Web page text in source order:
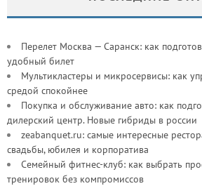
Перелет Москва — Саранск: как
удобный билет
Мультикластеры и микросервисы: как
средой спокойнее
Покупка и обслуживание авто: как
дилерский центр. Новые гибриды в россии
zeabanquet.ru: самые интересные
свадьбы, юбилея и корпоратива
Семейный фитнес-клуб: как выбрать
тренировок без компромиссов